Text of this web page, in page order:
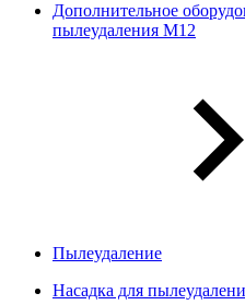
Дополнительное
пылеудаления М12
Пылеудаление
Насадка для